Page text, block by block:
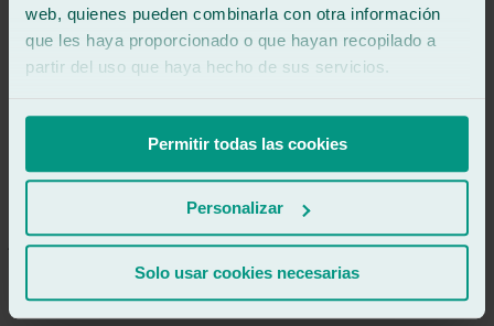
web, quienes pueden combinarla con otra información
que les haya proporcionado o que hayan recopilado a
partir del uso que haya hecho de sus servicios.
Permitir todas las cookies
Personalizar
Solo usar cookies necesarias
Ver reseña
ER
ezequiel ramirez
jessica urbano gomez
Ver reseña